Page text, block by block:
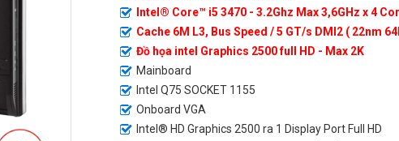
Intel® Core™ i5 3470 - 3.2Ghz Max 3,6GHz x 4
Cache 6M L3, Bus Speed / 5 GT/s DMI2 ( 22nm
Đồ họa intel Graphics 2500 full HD - Max 2K
Mainboard
Intel Q75 SOCKET 1155
Onboard VGA
Intel® HD Graphics 2500 ra 1 Display Port Full HD